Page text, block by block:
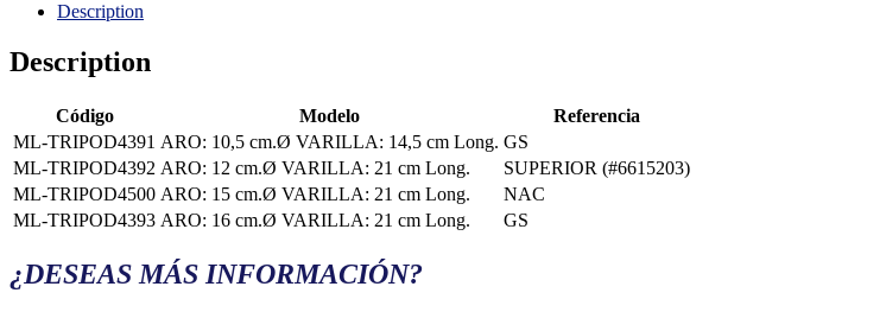
Description
Description
Código Modelo
Referencia
ML-TRIPOD4391 ARO: 10,5 cm.Ø VARILLA: 14,5 cm Long. GS
ML-TRIPOD4392 ARO: 12 cm.Ø VARILLA: 21 cm Long.
SUPERIOR (#6615203)
ML-TRIPOD4500 ARO: 15 cm.Ø VARILLA: 21 cm Long.
NAC
ML-TRIPOD4393 ARO: 16 cm.Ø VARILLA: 21 cm Long. GS
¿DESEAS MÁS INFORMACIÓN?